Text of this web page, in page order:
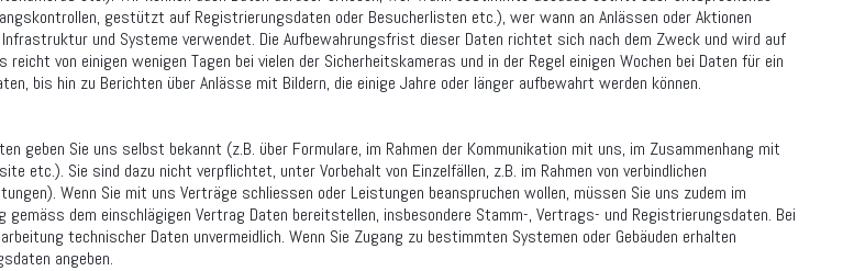
gestützt auf Registrierungsdaten oder Besucherlisten etc.), wer wann an Anlässen oder Aktionen
und Systeme verwendet. Die Aufbewahrungsfrist dieser Daten richtet sich nach dem Zweck und wird auf
von einigen wenigen Tagen bei vielen der Sicherheitskameras und in der Regel einigen Wochen bei Daten für ein
bis hin zu Berichten über Anlässe mit Bildern, die einige Jahre oder länger aufbewahrt werden können.
geben Sie uns selbst bekannt (z.B. über Formulare, im Rahmen der Kommunikation mit uns, im Zusammenhang mit
etc.). Sie sind dazu nicht verpflichtet, unter Vorbehalt von Einzelfällen, z.B. im Rahmen von verbindlichen
Wenn Sie mit uns Verträge schliessen oder Leistungen beanspruchen wollen, müssen Sie uns zudem im
gemäss dem einschlägigen Vertrag Daten bereitstellen, insbesondere Stamm-, Vertrags- und Registrierungsdaten. Bei
technischer Daten unvermeidlich. Wenn Sie Zugang zu bestimmten Systemen oder Gebäuden erhalten
angeben.